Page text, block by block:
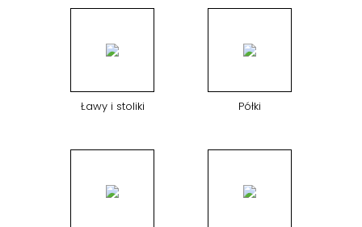
Ławy i stoliki Półki